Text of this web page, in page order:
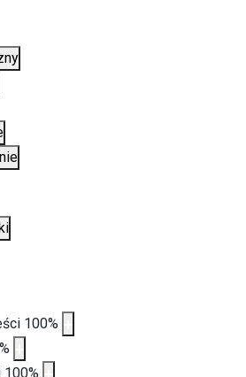
100%
%
100%